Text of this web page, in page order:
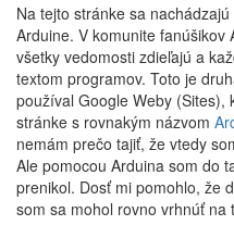
Na tejto stránke sa
Arduine. V komunite
všetky vedomosti zdieľajú a
textom programov. Toto je
používal Google Weby
stránke s rovnakým názvom
nemám prečo tajiť, že vtedy
Ale pomocou Arduina som do
prenikol. Dosť mi pomohlo, že
som sa mohol rovno vrhnúť na